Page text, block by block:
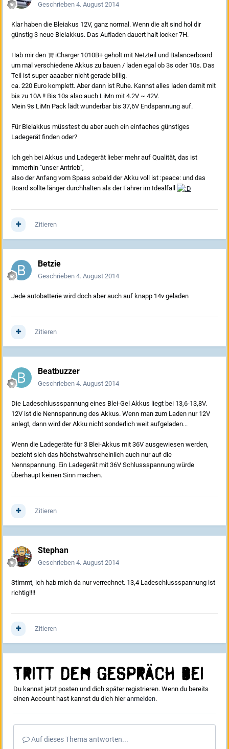
Geschrieben 4. August 2014
Klar haben die Bleiakus 12V, ganz normal. Wenn die alt sind hol dir
günstig 3 neue Bleiakkus. Das Aufladen dauert halt locker 7H.
Hab mir den iCharger1010B+ geholt mit Netzteil und Balancerboard
um mal verschiedene Akkus zu bauen / laden egal ob 3s oder 10s. Das
Teil ist super aaaaber nicht gerade billig.
ca. 220 Euro komplett. Aber dann ist Ruhe. Kannst alles laden damit mit
bis zu 10A !! Bis 10s also auch LiMn mit 4.2V ~ 42V.
Mein 9s LiMn Pack lädt wunderbar bis 37,6V Endspannung auf.
Für Bleiakkus müsstest du aber auch ein einfaches günstiges
Ladegerät finden oder?
Ich geh bei Akkus und Ladegerät lieber mehr auf Qualität, das ist
immerhin "unser Antrieb",
also der Anfang vom Spass sobald der Akku voll ist :peace: und das
Board sollte länger durchhalten als der Fahrer im Idealfall
Zitieren
Betzie
Geschrieben 4. August 2014
Jede autobatterie wird doch aber auch auf knapp 14v geladen
Zitieren
Beatbuzzer
Geschrieben 4. August 2014
Die Ladeschlussspannung eines Blei-Gel Akkus liegt bei 13,6-13,8V.
12V ist die Nennspannung des Akkus. Wenn man zum Laden nur 12V
anlegt, dann wird der Akku nicht sonderlich weit aufgeladen...
Wenn die Ladegeräte für 3 Blei-Akkus mit 36V ausgewiesen werden,
bezieht sich das höchstwahrscheinlich auch nur auf die
Nennspannung. Ein Ladegerät mit 36V Schlussspannung würde
überhaupt keinen Sinn machen.
Zitieren
Stephan
Geschrieben 4. August 2014
Stimmt, ich hab mich da nur verrechnet. 13,4 Ladeschlussspannung ist
richtig!!!!
Zitieren
Tritt dem Gespräch bei
Du kannst jetzt posten und dich später registrieren. Wenn du bereits
einen Account hast kannst du dich hieranmelden.
Auf dieses Thema antworten...